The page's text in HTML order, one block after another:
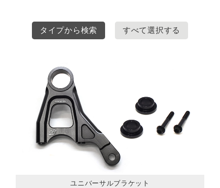
タイプから検索 すべて選択する
ユニバーサルブラケット